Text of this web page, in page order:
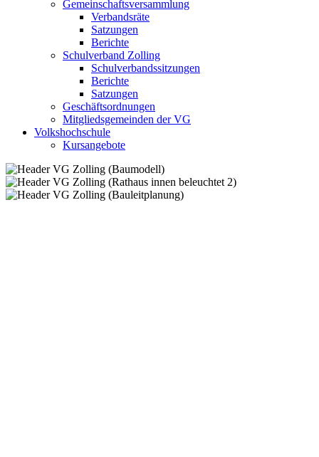
Gemeinschaftsversammlung
Verbandsräte
Satzungen
Berichte
Schulverband Zolling
Schulverbandssitzungen
Berichte
Satzungen
Geschäftsordnungen
Mitgliedsgemeinden der VG
Volkshochschule
Kursangebote